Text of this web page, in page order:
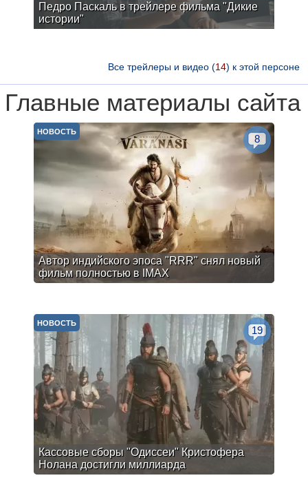
Педро Паскаль в трейлере фильма "Дикие
истории"
Все трейлеры и видео (14) к этой персоне
Главные материалы сайта
Автор индийского эпоса "RRR" снял новый
фильм полностью в IMAX
НОВОСТЬ
8
Кассовые сборы "Одиссеи" Кристофера
Нолана достигли миллиарда
НОВОСТЬ
19